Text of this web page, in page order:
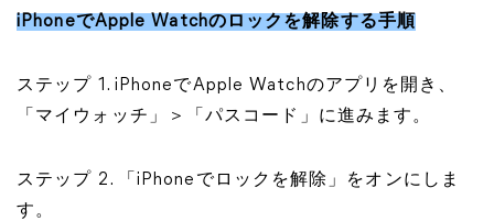
iPhoneでApple Watchのロックを解除する手順
ステップ 1. iPhoneでApple Watchのアプリを開き、
「マイウォッチ」＞「パスコード」に進みます。
ステップ 2. 「iPhoneでロックを解除」をオンにしま
す。